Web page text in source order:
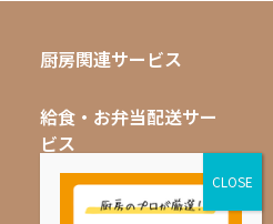
厨房関連サービス
給食・お弁当配送サー
ビス
無料キャンペーン